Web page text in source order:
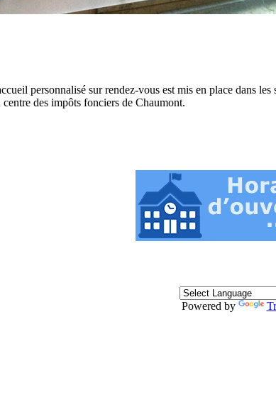
personnalisé sur rendez-vous est mis en place dans
des impôts fonciers de Chaumont.
Powered by